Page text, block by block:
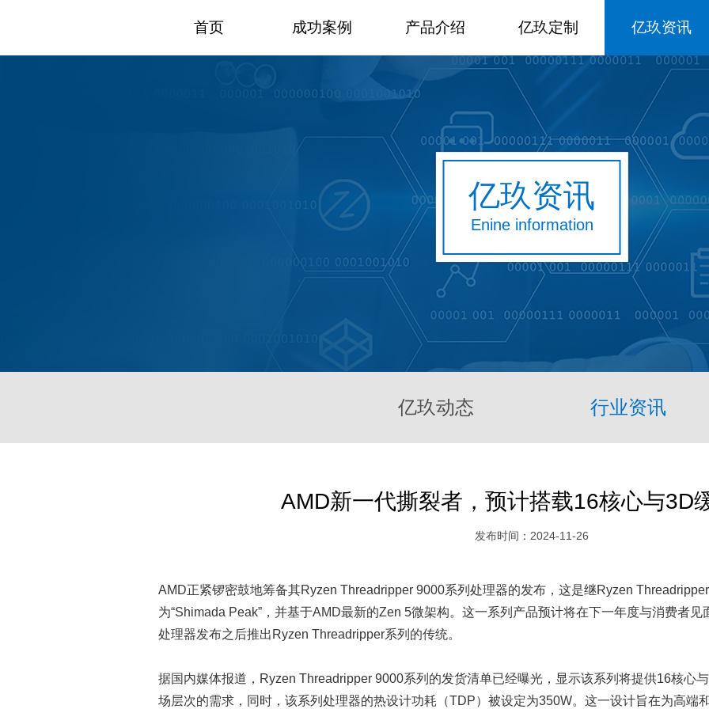
首页 成功案例 产品介绍 亿玖定制 亿玖资讯
亿玖资讯
Enine information
亿玖动态 行业资讯
AMD新一代撕裂者，预计搭载16核心与3D
发布时间：2024-11-26
AMD正紧锣密鼓地筹备其Ryzen Threadripper 9000系列处理器的发布，这是继Ryzen
为“Shimada Peak”，并基于AMD最新的Zen 5微架构。这一系列产品预计将在下一年度与消费者
处理器发布之后推出Ryzen Threadripper系列的传统。
据国内媒体报道，Ryzen Threadripper 9000系列的发货清单已经曝光，显示该系列将提供16核心
场层次的需求，同时，该系列处理器的热设计功耗（TDP）被设定为350W。这一设计旨在为高端